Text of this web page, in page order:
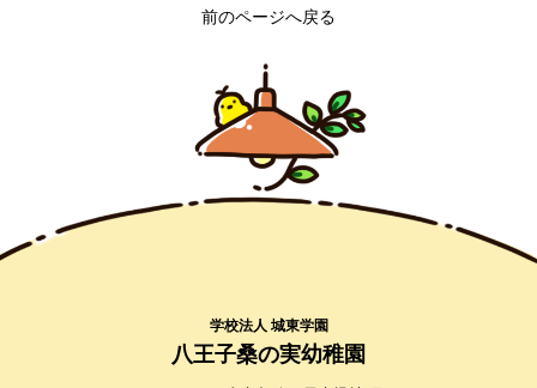
前のページへ戻る
学校法人 城東学園
八王子桑の実幼稚園